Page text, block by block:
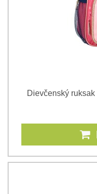
Dievčenský